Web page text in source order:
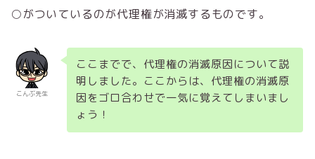
○がついているのが代理権が消滅するものです。
こんぶ先生
ここまでで、代理権の消滅原因について説
明しました。ここからは、代理権の消滅原
因をゴロ合わせで一気に覚えてしまいまし
ょう！